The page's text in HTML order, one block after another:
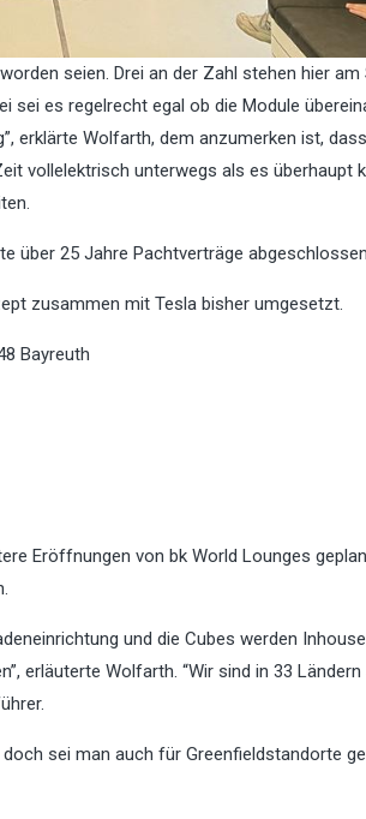
seien. Drei an der Zahl stehen hier am
sei es regelrecht egal ob die Module
erklärte Wolfarth, dem anzumerken ist,
vollelektrisch unterwegs als es überhaupt
über 25 Jahre Pachtverträge
zusammen mit Tesla bisher umgesetzt.
Bayreuth
Eröffnungen von bk World Lounges
und die Cubes werden
erläuterte Wolfarth. “Wir sind in 33 Ländern
sei man auch für Greenfieldstandorte